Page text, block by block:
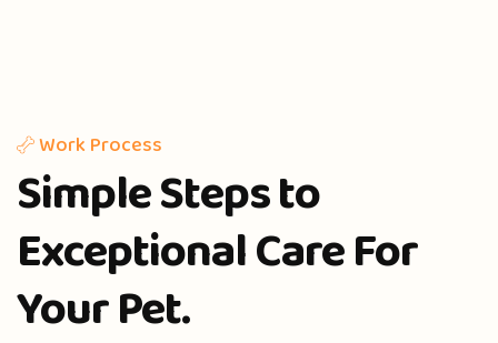
Work Process
Simple Steps to
Exceptional Care For
Your Pet.